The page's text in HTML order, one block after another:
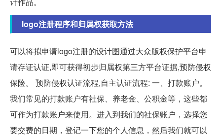
logo注册程序和归属权获取方法
可以将拟申请logo注册的设计图通过大众版权保护平台申
请存证认证,即可获得初步归属权第三方平台证据,预防侵权
保险。 预防侵权认证流程,自主认证流程: 一、打款账户。
我们常见的打款账户有社保、养老金、公积金等，这些都
可作为打款账户来使用。进入到我们的社保账户，选择您
要交费的日期，登记一下您的个人信息，然后我们就可以